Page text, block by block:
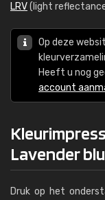
LRV(light
Op deze
Heeft u nog
account
Lavender
Druk op het